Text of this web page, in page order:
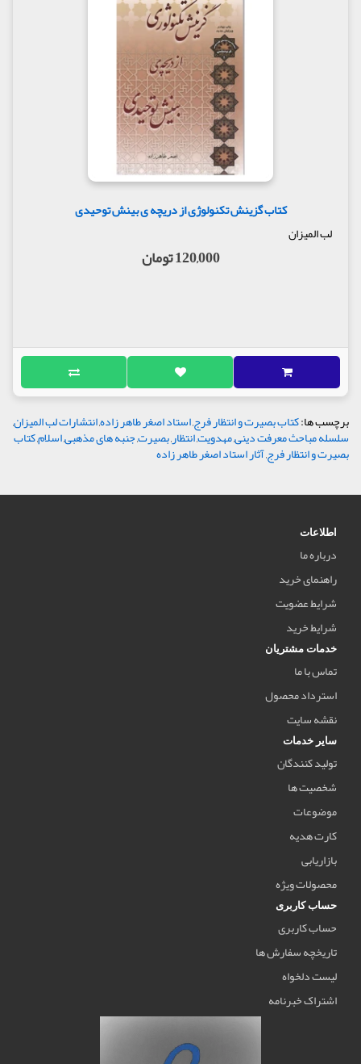
کتاب گزینش تکنولوژی از دریچه ی بینش توحیدی
لب المیزان
120,000 تومان
برچسب ها:کتاب بصیرت و انتظار فرج,استاد اصغر طاهر زاده,انتشارات لب المیزان,
سلسله مباحث معرفت دینی,مهدویت,انتظار,بصیرت,جنبه های مذهبی,اسلام,کتاب
بصیرت و انتظار فرج,آثار استاد اصغر طاهر زاده
اطلاعات
درباره ما
راهنمای خرید
شرایط عضویت
شرایط خرید
خدمات مشتریان
تماس با ما
استرداد محصول
نقشه سایت
سایر خدمات
تولید کنندگان
شخصیت ها
موضوعات
کارت هدیه
بازاریابی
محصولات ویژه
حساب کاربری
حساب کاربری
تاریخچه سفارش ها
لیست دلخواه
اشتراک خبرنامه